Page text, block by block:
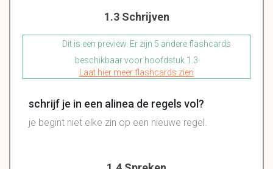
1.3 Schrijven
Dit is een preview. Er zijn 5 andere flashcards
beschikbaar voor hoofdstuk 1.3
Laat hier meer flashcards zien
schrijf je in een alinea de regels vol?
je begint niet elke zin op een nieuwe regel.